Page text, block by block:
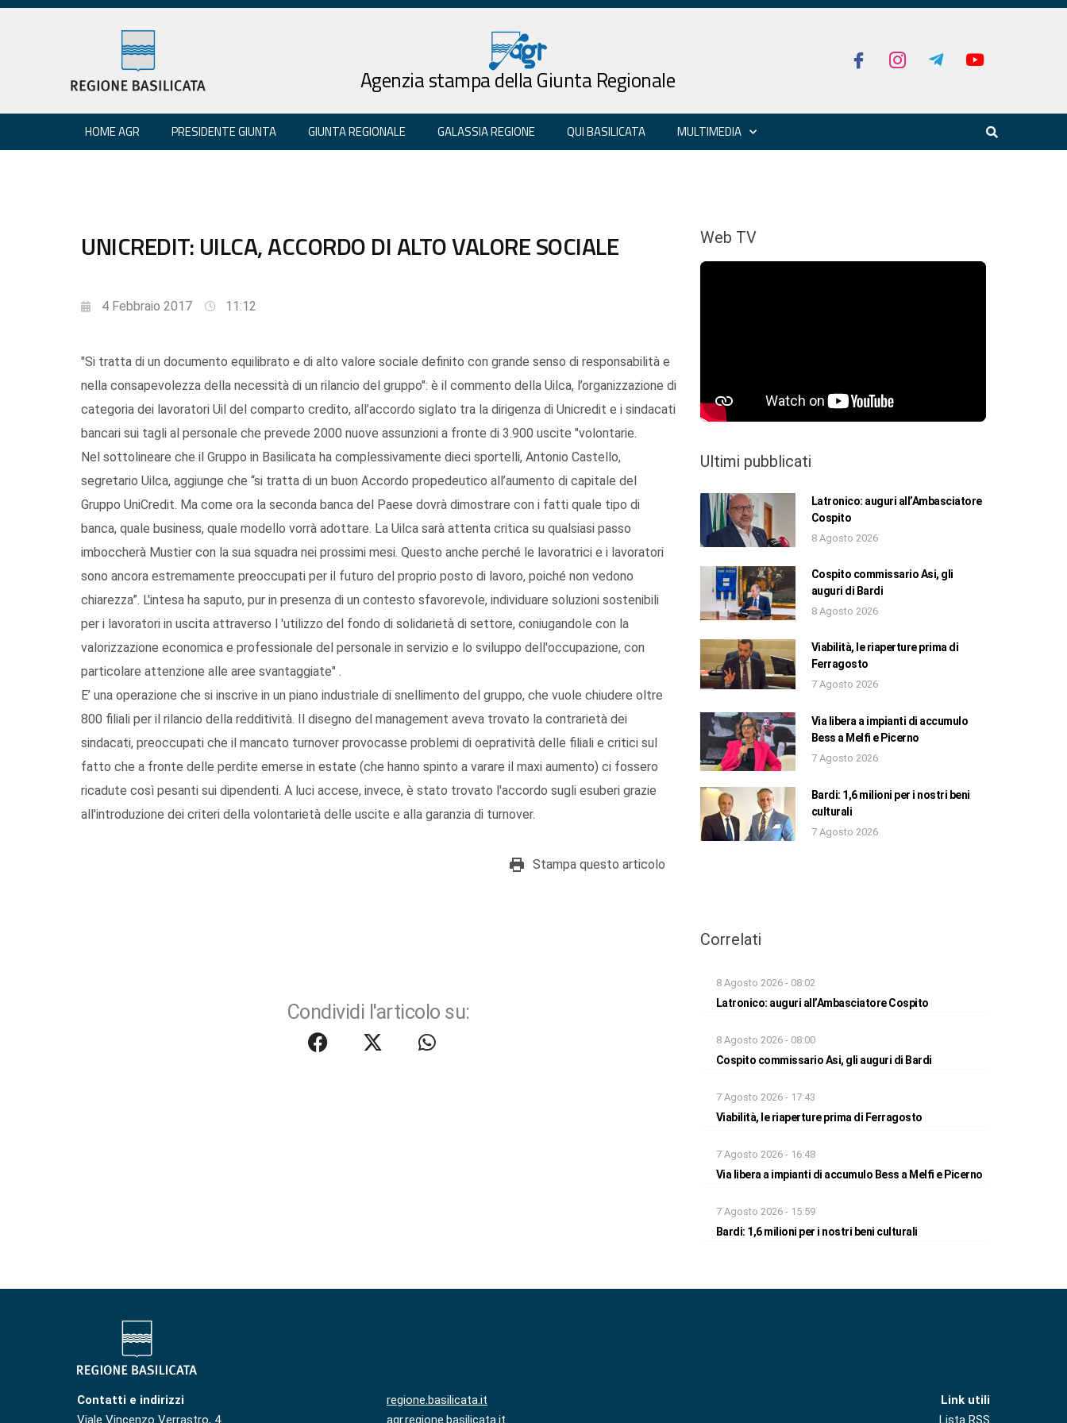
Agenzia stampa della Giunta Regionale
HOME AGR PRESIDENTE GIUNTA GIUNTA REGIONALE GALASSIA REGIONE QUI BASILICATA MULTIMEDIA
UNICREDIT: UILCA, ACCORDO DI ALTO VALORE SOCIALE
4 Febbraio 2017 11:12
"Si tratta di un documento equilibrato e di alto valore sociale definito con grande senso di responsabilità e
nella consapevolezza della necessità di un rilancio del gruppo": è il commento della Uilca, l’organizzazione di
categoria dei lavoratori Uil del comparto credito, all’accordo siglato tra la dirigenza di Unicredit e i sindacati
bancari sui tagli al personale che prevede 2000 nuove assunzioni a fronte di 3.900 uscite "volontarie.
Nel sottolineare che il Gruppo in Basilicata ha complessivamente dieci sportelli, Antonio Castello,
segretario Uilca, aggiunge che “si tratta di un buon Accordo propedeutico all’aumento di capitale del
Gruppo UniCredit. Ma come ora la seconda banca del Paese dovrà dimostrare con i fatti quale tipo di
banca, quale business, quale modello vorrà adottare. La Uilca sarà attenta critica su qualsiasi passo
imboccherà Mustier con la sua squadra nei prossimi mesi. Questo anche perché le lavoratrici e i lavoratori
sono ancora estremamente preoccupati per il futuro del proprio posto di lavoro, poiché non vedono
chiarezza”. L'intesa ha saputo, pur in presenza di un contesto sfavorevole, individuare soluzioni sostenibili
per i lavoratori in uscita attraverso l 'utilizzo del fondo di solidarietà di settore, coniugandole con la
valorizzazione economica e professionale del personale in servizio e lo sviluppo dell'occupazione, con
particolare attenzione alle aree svantaggiate" .
E’ una operazione che si inscrive in un piano industriale di snellimento del gruppo, che vuole chiudere oltre
800 filiali per il rilancio della redditività. Il disegno del management aveva trovato la contrarietà dei
sindacati, preoccupati che il mancato turnover provocasse problemi di oepratività delle filiali e critici sul
fatto che a fronte delle perdite emerse in estate (che hanno spinto a varare il maxi aumento) ci fossero
ricadute così pesanti sui dipendenti. A luci accese, invece, è stato trovato l'accordo sugli esuberi grazie
all'introduzione dei criteri della volontarietà delle uscite e alla garanzia di turnover.
Stampa questo articolo
Condividi l'articolo su:
Web TV
Ultimi pubblicati
Latronico: auguri all’Ambasciatore
Cospito
8 Agosto 2026
Cospito commissario Asi, gli
auguri di Bardi
8 Agosto 2026
Viabilità, le riaperture prima di
Ferragosto
7 Agosto 2026
Via libera a impianti di accumulo
Bess a Melfi e Picerno
7 Agosto 2026
Bardi: 1,6 milioni per i nostri beni
culturali
7 Agosto 2026
Correlati
8 Agosto 2026 - 08:02
Latronico: auguri all’Ambasciatore Cospito
8 Agosto 2026 - 08:00
Cospito commissario Asi, gli auguri di Bardi
7 Agosto 2026 - 17:43
Viabilità, le riaperture prima di Ferragosto
7 Agosto 2026 - 16:48
Via libera a impianti di accumulo Bess a Melfi e Picerno
7 Agosto 2026 - 15:59
Bardi: 1,6 milioni per i nostri beni culturali
Contatti e indirizzi
Viale Vincenzo Verrastro, 4
regione.basilicata.it
agr.regione.basilicata.it
Link utili
Lista RSS